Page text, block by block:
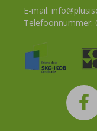
E-mail:
Telefoonnummer: